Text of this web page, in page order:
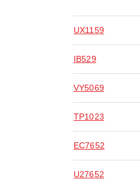
UX1159
IB529
VY5069
TP1023
EC7652
U27652